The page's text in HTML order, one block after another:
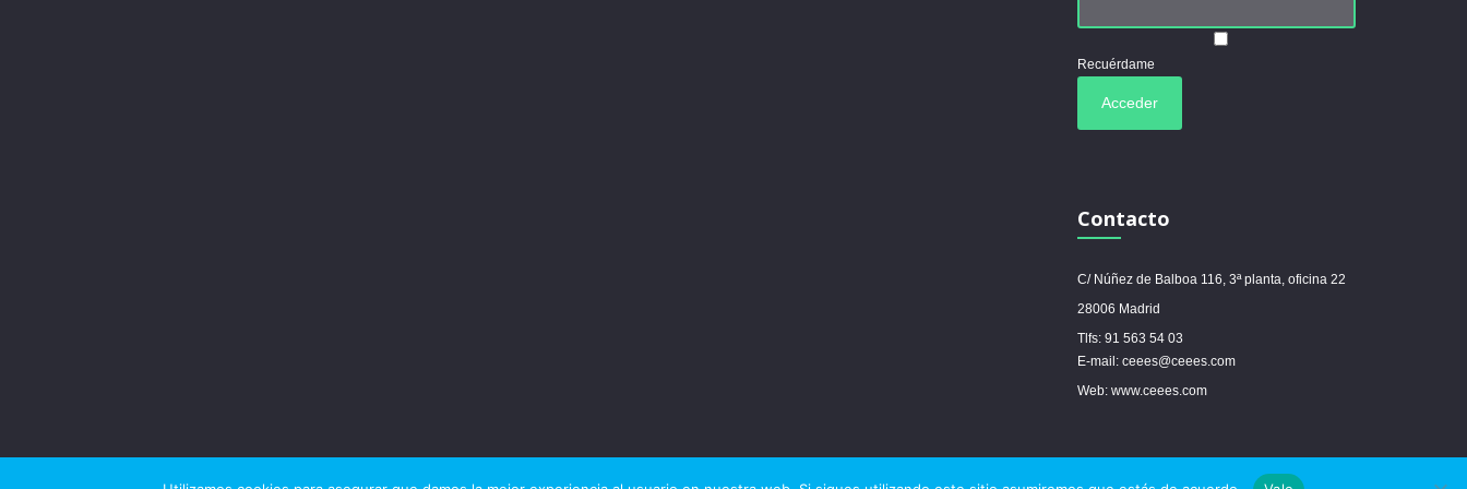
Recuérdame
Contacto
C/ Núñez de Balboa 116, 3ª planta, oficina 22
28006 Madrid
Tlfs: 91 563 54 03
E-mail: ceees@ceees.com
Web: www.ceees.com